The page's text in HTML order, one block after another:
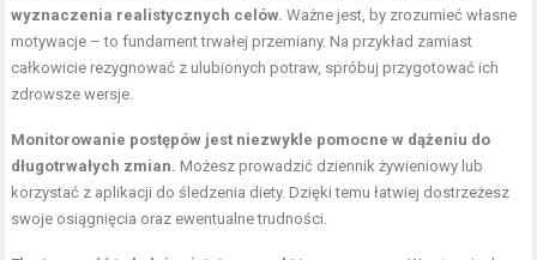
wyznaczenia realistycznych celów. Ważne jest, by zrozumieć własne
motywacje – to fundament trwałej przemiany. Na przykład zamiast
całkowicie rezygnować z ulubionych potraw, spróbuj przygotować ich
zdrowsze wersje.
Monitorowanie postępów jest niezwykle pomocne w dążeniu do
długotrwałych zmian. Możesz prowadzić dziennik żywieniowy lub
korzystać z aplikacji do śledzenia diety. Dzięki temu łatwiej dostrzeżesz
swoje osiągnięcia oraz ewentualne trudności.